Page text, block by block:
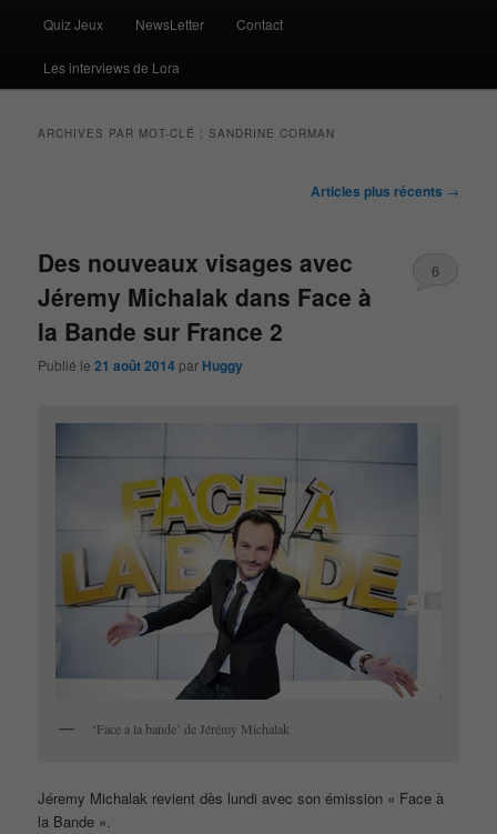
Quiz Jeux NewsLetter Contact
Les interviews de Lora
ARCHIVES PAR MOT-CLÉ : SANDRINE CORMAN
Articles plus récents →
Des nouveaux visages avec
Jéremy Michalak dans Face à
la Bande sur France 2
Publié le21 août 2014 par Huggy
6
‘Face a la bande’ de Jérémy Michalak
Jéremy Michalak revient dès lundi avec son émission « Face à
la Bande ».